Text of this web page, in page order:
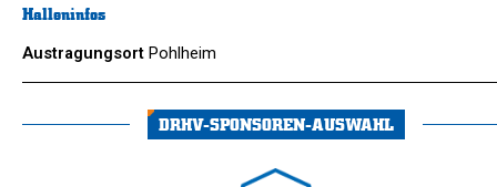
Halleninfos
Austragungsort Pohlheim
DRHV-SPONSOREN-AUSWAHL